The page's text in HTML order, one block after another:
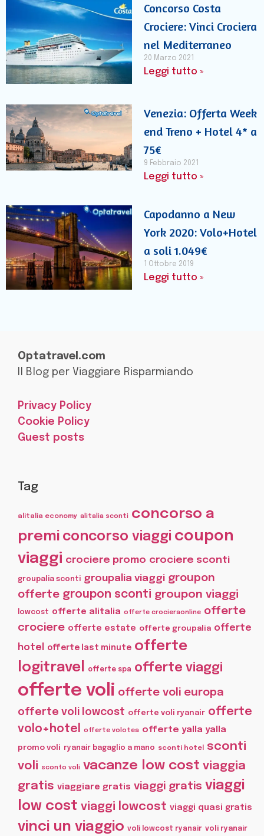
Concorso Costa
Crociere: Vinci Crociera
nel Mediterraneo
20 Marzo 2021
Leggi tutto »
Venezia: Offerta Week
end Treno + Hotel 4* a
75€
9 Febbraio 2021
Leggi tutto »
Capodanno a New
York 2020: Volo+Hotel
a soli 1.049€
1 Ottobre 2019
Leggi tutto »
Optatravel.com
Il Blog per Viaggiare Risparmiando
Privacy Policy
Cookie Policy
Guest posts
Tag
alitalia economy alitalia sconti concorso a
premi concorso viaggi coupon
viaggi crociere promo crociere sconti
groupalia sconti groupalia viaggi groupon
offerte groupon sconti groupon viaggi
lowcost offerte alitalia offerte crocieraonline offerte
crociere offerte estate offerte groupalia offerte
hotel
offerte last minute offerte
logitravel
offerte spa offerte viaggi
offerte voli offerte voli europa
offerte voli lowcost offerte voli ryanair offerte
volo+hotel
offerte volotea offerte yalla yalla
promo voli ryanair bagaglio a mano sconti hotel
sconti
voli
sconto voli vacanze low cost viaggia
gratis viaggiare gratis viaggi gratis viaggi
low cost viaggi lowcost viaggi quasi gratis
vinci un viaggio voli lowcost ryanair voli ryanair